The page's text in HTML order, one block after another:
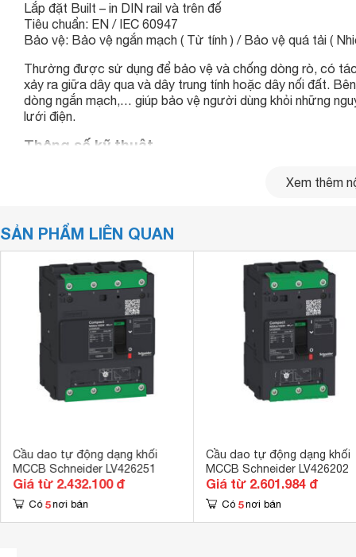
Lắp đặt Built – in DIN rail và trên đế
Tiêu chuẩn: EN / IEC 60947
Bảo vệ: Bảo vệ ngắn mạch ( Từ tính ) / Bảo vệ quá tải (
Thường được sử dụng để bảo vệ và chống dòng rò, có
xảy ra giữa dây qua và dây trung tính hoặc dây nối đất.
dòng ngắn mạch,… giúp bảo vệ người dùng khỏi những
lưới điện.
Thông số kỹ thuật
Điện áp
Mã dung tích E 16kA 415V AC
Dòng định mức 16A
Dòng ngắn mạch
Khả năng phá vỡ (KV)
Kích thước 137 x 81 x 80 mm
Xem thêm
SẢN PHẨM LIÊN QUAN
Cầu dao tự động dạng khối
MCCB Schneider LV426251
Giá từ 2.432.100 đ
Có 5 nơi bán
Cầu dao tự động dạng khối
MCCB Schneider LV426202
Giá từ 2.601.984 đ
Có 5 nơi bán